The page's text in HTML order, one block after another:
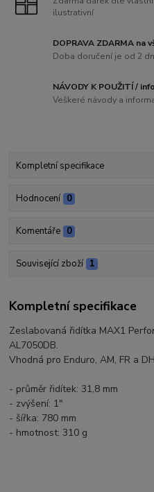
ilustrativní
DOPRAVA ZDARMA na
Doba doručení je od 2
NÁVODY K POUŽITÍ /
Veškeré návody a
Kompletní specifikace
Hodnocení 0
Komentáře 0
Související zboží 1
Kompletní specifikace
Zeslabovaná řidítka MAX1
AL7050DB.
Vhodná pro Enduro, AM, FR a
- průměr řidítek: 31,8 mm
- zvýšení: 1"
- šířka: 780 mm
- hmotnost: 310 g